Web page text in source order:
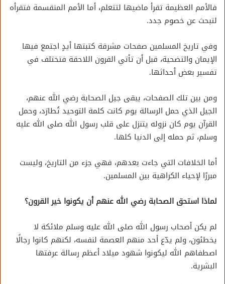
فالأمم العظيمة تقرأ ماضيها لتتعلم، أما الأمم المنقسمة فتقرأه
لتبحث عن خصوم جدد.
وفي تاريخ المسلمين صفحات مشرقة كتبتها أيدٍ اجتمع فيها
الإيمان والتضحية، قبل أن تأتي القرون اللاحقة فتختلف في
تفسير بعض أحداثها.
ومن بين تلك الصفحات، يبقى جيل الصحابة رضي الله عنهم،
الجيل الذي حمل الرسالة يوم كانت كلمة التوحيد تُطارَد، وحمل
القرآن يوم كان نزوله يتنزل على قلب رسول الله صلى الله عليه
وسلم، ثم حمله إلى الدنيا كلها.
أما الخلافات التي جاءت بعدهم، فهي جزء من التاريخ، وليست
مبررًا لإحياء الكراهية بين المسلمين.
لماذا استحق الصحابة رضي الله عنهم أن يكونوا خير القرون؟
لم يكن أصحاب رسول الله صلى الله عليه وسلم ملائكة لا
يخطئون، ولم يدّع أحد منهم العصمة لنفسه، لكنهم كانوا رجالًا
اصطفاهم الله ليكونوا شهود ميلاد أعظم رسالة عرفتها
البشرية.